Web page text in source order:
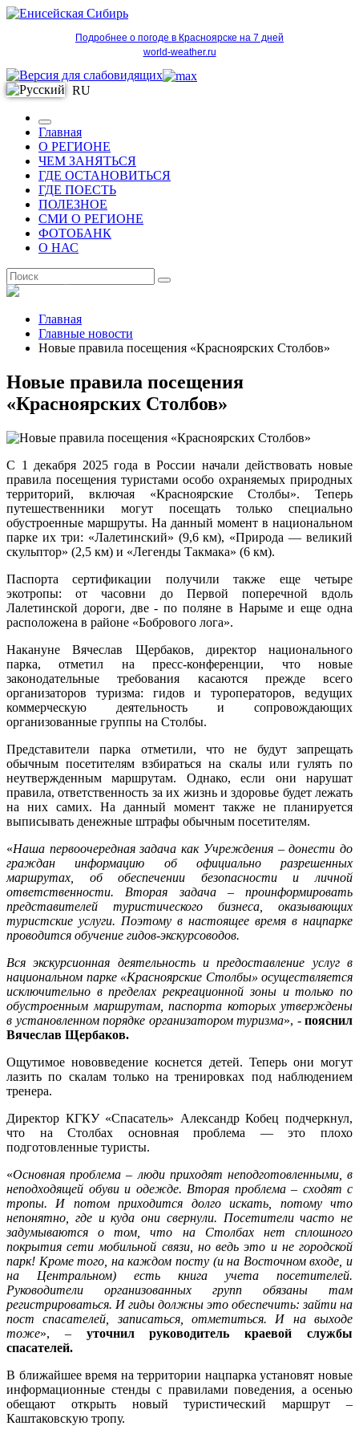
Подробнее о погоде в Красноярске на 7 дней
world-weather.ru
RU
Главная
О РЕГИОНЕ
ЧЕМ ЗАНЯТЬСЯ
ГДЕ ОСТАНОВИТЬСЯ
ГДЕ ПОЕСТЬ
ПОЛЕЗНОЕ
СМИ О РЕГИОНЕ
ФОТОБАНК
О НАС
Главная
Главные новости
Новые правила посещения «Красноярских Столбов»
Новые правила посещения
«Красноярских Столбов»
С 1 декабря 2025 года в России начали действовать новые
правила посещения туристами особо охраняемых природных
территорий, включая «Красноярские Столбы». Теперь
путешественники могут посещать только специально
обустроенные маршруты. На данный момент в национальном
парке их три: «Лалетинский» (9,6 км), «Природа — великий
скульптор» (2,5 км) и «Легенды Такмака» (6 км).
Паспорта сертификации получили также еще четыре
экотропы: от часовни до Первой поперечной вдоль
Лалетинской дороги, две - по поляне в Нарыме и еще одна
расположена в районе «Бобрового лога».
Накануне Вячеслав Щербаков, директор национального
парка, отметил на пресс-конференции, что новые
законодательные требования касаются прежде всего
организаторов туризма: гидов и туроператоров, ведущих
коммерческую деятельность и сопровождающих
организованные группы на Столбы.
Представители парка отметили, что не будут запрещать
обычным посетителям взбираться на скалы или гулять по
неутвержденным маршрутам. Однако, если они нарушат
правила, ответственность за их жизнь и здоровье будет лежать
на них самих. На данный момент также не планируется
выписывать денежные штрафы обычным посетителям.
«Наша первоочередная задача как Учреждения – донести до
граждан информацию об официально разрешенных
маршрутах, об обеспечении безопасности и личной
ответственности. Вторая задача – проинформировать
представителей туристического бизнеса, оказывающих
туристские услуги. Поэтому в настоящее время в нацпарке
проводится обучение гидов-экскурсоводов.
Вся экскурсионная деятельность и предоставление услуг в
национальном парке «Красноярские Столбы» осуществляется
исключительно в пределах рекреационной зоны и только по
обустроенным маршрутам, паспорта которых утверждены
в установленном порядке организатором туризма», -пояснил
Вячеслав Щербаков.
Ощутимое нововведение коснется детей. Теперь они могут
лазить по скалам только на тренировках под наблюдением
тренера.
Директор КГКУ «Спасатель» Александр Кобец подчеркнул,
что на Столбах основная проблема — это плохо
подготовленные туристы.
«Основная проблема – люди приходят неподготовленными, в
неподходящей обуви и одежде. Вторая проблема – сходят с
тропы. И потом приходится долго искать, потому что
непонятно, где и куда они свернули. Посетители часто не
задумываются о том, что на Столбах нет сплошного
покрытия сети мобильной связи, но ведь это и не городской
парк! Кроме того, на каждом посту (и на Восточном входе, и
на Центральном) есть книга учета посетителей.
Руководители организованных групп обязаны там
регистрироваться. И гиды должны это обеспечить: зайти на
пост спасателей, записаться, отметиться. И на выходе
тоже», – уточнил руководитель краевой службы
спасателей.
В ближайшее время на территории нацпарка установят новые
информационные стенды с правилами поведения, а осенью
обещают открыть новый туристический маршрут –
Каштаковскую тропу.